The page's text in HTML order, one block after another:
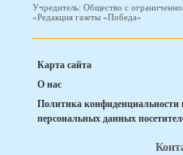
Учредитель: Общество с
«Редакция газеты «Победа»
Карта сайта
О нас
Политика конфиденциальности
персональных данных